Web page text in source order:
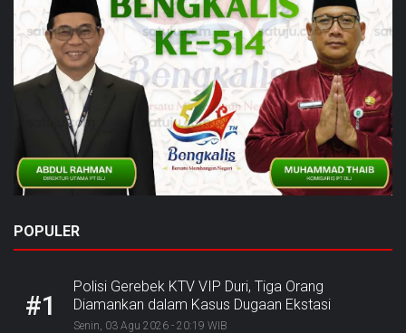
POPULER
#1
Polisi Gerebek KTV VIP Duri, Tiga Orang
Diamankan dalam Kasus Dugaan Ekstasi
Senin, 03 Agu 2026 - 20:19 WIB